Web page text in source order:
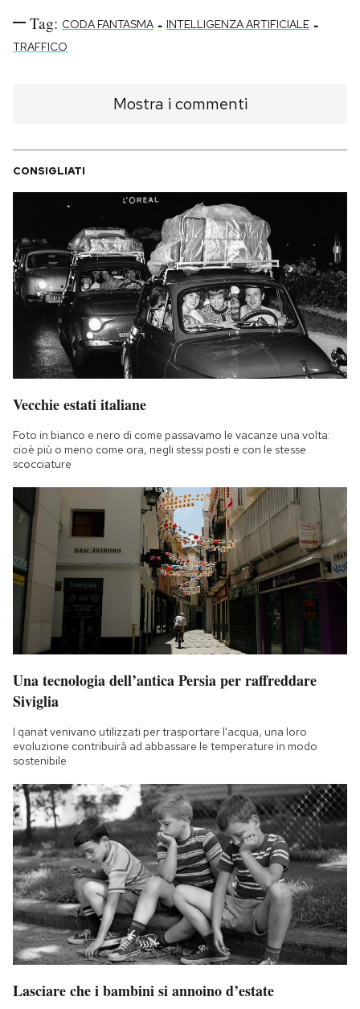
Tag: CODA FANTASMA - INTELLIGENZA ARTIFICIALE -
TRAFFICO
Mostra i commenti
CONSIGLIATI
Vecchie estati italiane
Foto in bianco e nero di come passavamo le vacanze una volta:
cioè più o meno come ora, negli stessi posti e con le stesse
scocciature
Una tecnologia dell’antica Persia per raffreddare
Siviglia
I qanat venivano utilizzati per trasportare l'acqua, una loro
evoluzione contribuirà ad abbassare le temperature in modo
sostenibile
Lasciare che i bambini si annoino d’estate